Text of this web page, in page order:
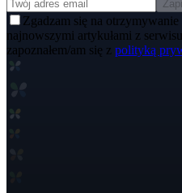
Zgadzam się na
najnowszymi artykułami z
zapoznałem/am się z polityką